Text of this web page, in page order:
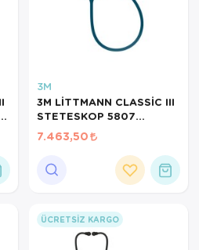
3M
3M LİTTMANN CLASSİC III
STETESKOP 5807
KARAYİP MAVİ RAİNBOW
7.463,50
ÜCRETSIZ KARGO